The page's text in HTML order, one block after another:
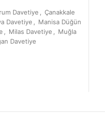
Davetiye
Çanakkale
Davetiye
Manisa Düğün
Milas Davetiye
Muğla
Davetiye